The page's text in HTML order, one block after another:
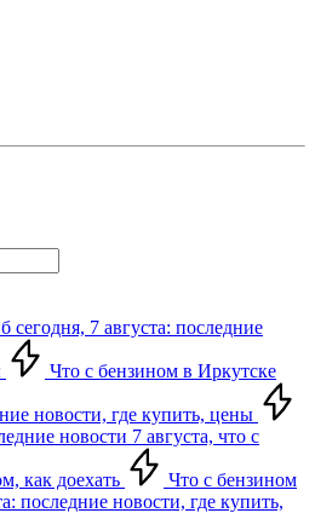
7 августа: последние
Что с бензином в Иркутске
новости, где купить, цены
новости 7 августа, что с
как доехать
Что с бензином
последние новости, где купить,